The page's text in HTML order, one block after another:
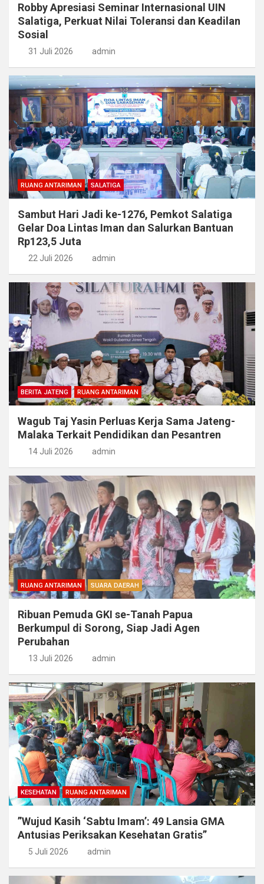
Robby Apresiasi Seminar Internasional UIN
Salatiga, Perkuat Nilai Toleransi dan Keadilan
Sosial
31 Juli 2026 admin
RUANG ANTARIMAN SALATIGA
Sambut Hari Jadi ke-1276, Pemkot Salatiga
Gelar Doa Lintas Iman dan Salurkan Bantuan
Rp123,5 Juta
22 Juli 2026 admin
BERITA JATENG RUANG ANTARIMAN
Wagub Taj Yasin Perluas Kerja Sama Jateng-
Malaka Terkait Pendidikan dan Pesantren
14 Juli 2026 admin
RUANG ANTARIMAN SUARA DAERAH
Ribuan Pemuda GKI se-Tanah Papua
Berkumpul di Sorong, Siap Jadi Agen
Perubahan
13 Juli 2026 admin
KESEHATAN RUANG ANTARIMAN
​”Wujud Kasih ‘Sabtu Imam’: 49 Lansia GMA
Antusias Periksakan Kesehatan Gratis”
5 Juli 2026 admin